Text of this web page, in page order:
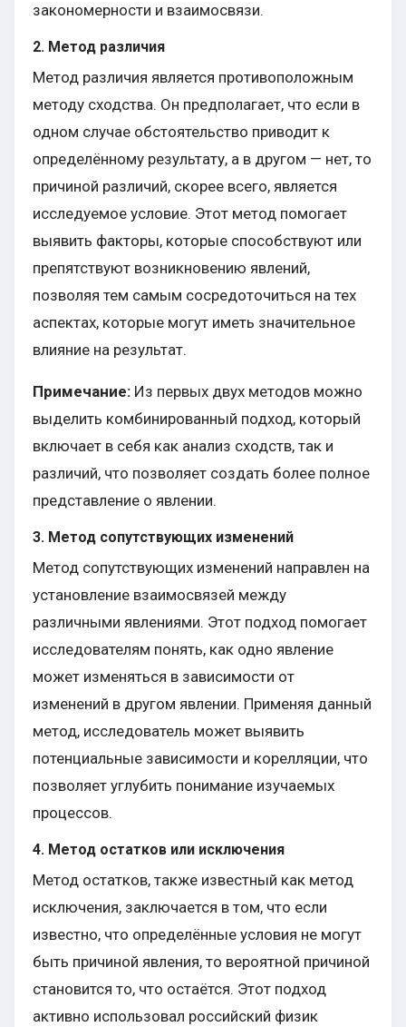
закономерности и взаимосвязи.
2. Метод различия
Метод различия является противоположным
методу сходства. Он предполагает, что если в
одном случае обстоятельство приводит к
определённому результату, а в другом — нет, то
причиной различий, скорее всего, является
исследуемое условие. Этот метод помогает
выявить факторы, которые способствуют или
препятствуют возникновению явлений,
позволяя тем самым сосредоточиться на тех
аспектах, которые могут иметь значительное
влияние на результат.
Примечание: Из первых двух методов можно
выделить комбинированный подход, который
включает в себя как анализ сходств, так и
различий, что позволяет создать более полное
представление о явлении.
3. Метод сопутствующих изменений
Метод сопутствующих изменений направлен на
установление взаимосвязей между
различными явлениями. Этот подход помогает
исследователям понять, как одно явление
может изменяться в зависимости от
изменений в другом явлении. Применяя данный
метод, исследователь может выявить
потенциальные зависимости и корелляции, что
позволяет углубить понимание изучаемых
процессов.
4. Метод остатков или исключения
Метод остатков, также известный как метод
исключения, заключается в том, что если
известно, что определённые условия не могут
быть причиной явления, то вероятной причиной
становится то, что остаётся. Этот подход
активно использовал российский физик